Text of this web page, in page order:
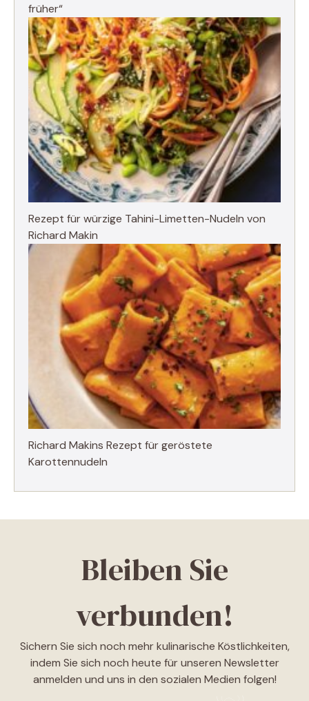
früher“
Rezept für würzige Tahini-Limetten-Nudeln von
Richard Makin
Richard Makins Rezept für geröstete
Karottennudeln
Bleiben Sie
verbunden!
Sichern Sie sich noch mehr kulinarische Köstlichkeiten,
indem Sie sich noch heute für unseren Newsletter
anmelden und uns in den sozialen Medien folgen!